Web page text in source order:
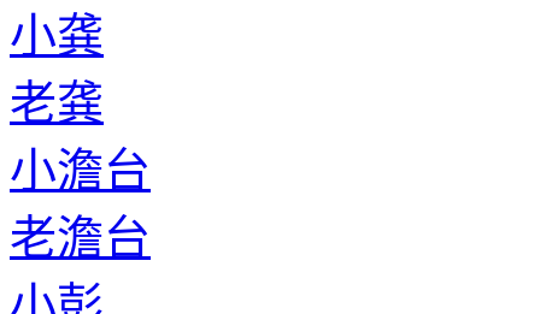
小龚
老龚
小澹台
老澹台